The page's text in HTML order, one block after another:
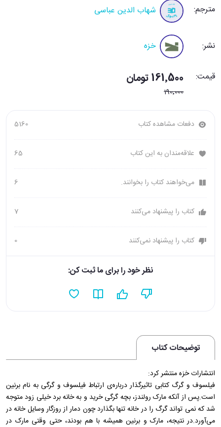
مترجم: شهاب الدین عباسی
نشر: خزه
قیمت: 161٬500 تومان
190٬000
دفعات مشاهده کتاب 5160
علاقه‌مندان به این کتاب 65
می‌خواهند کتاب را بخوانند. 6
کتاب را پیشنهاد می‌کنند 7
کتاب را پیشنهاد نمی‌کنند 0
نظر خود را برای ما ثبت کن:
توضیحات کتاب
انتشارات خزه منتشر کرد:
فیلسوف و گرگ کتابی تاثیرگذار درباره‌ی ارتباط فیلسوف و گرگی به نام برنین
است.پس از آنکه مارک رولندز، بچه گرگی خرید و به خانه برد خیلی زود متوجه
شد که نمی تواند گرگ را در خانه تنها بگذارد چون دمار از روزگار وسایل خانه در
می‌آورد.در نتیجه، مارک و برنین همیشه با هم بودند، حتی وقتی مارک در